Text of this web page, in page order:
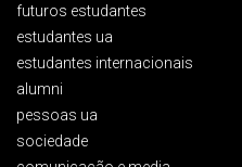
futuros estudantes
estudantes ua
estudantes internacionais
alumni
pessoas ua
sociedade